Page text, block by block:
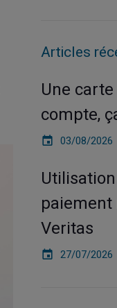
Articles
Une
compte,
03/08/2026
Veritas
27/07/2026